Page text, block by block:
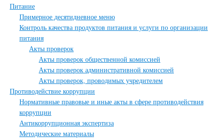
Питание
Примерное десятидневное меню
Контроль качества продуктов питания и услуги по организации
питания
Акты проверок
Акты проверок общественной комиссией
Акты проверок административной комиссией
Акты проверок, проводимых учредителем
Противодействие коррупции
Нормативные правовые и иные акты в сфере противодействия
коррупции
Антикоррупционная экспертиза
Методические материалы